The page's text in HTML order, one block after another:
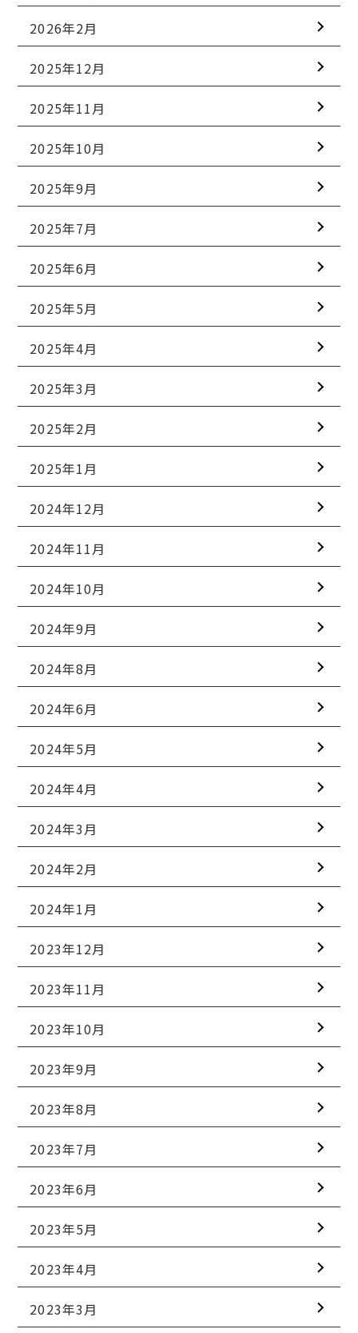
2026年2月
2025年12月
2025年11月
2025年10月
2025年9月
2025年7月
2025年6月
2025年5月
2025年4月
2025年3月
2025年2月
2025年1月
2024年12月
2024年11月
2024年10月
2024年9月
2024年8月
2024年6月
2024年5月
2024年4月
2024年3月
2024年2月
2024年1月
2023年12月
2023年11月
2023年10月
2023年9月
2023年8月
2023年7月
2023年6月
2023年5月
2023年4月
2023年3月